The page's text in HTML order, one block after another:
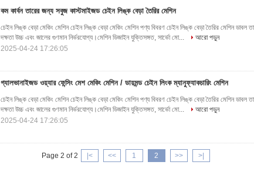
কম কার্বন তারের জন্য সবুজ কাস্টমাইজড চেইন লিঙ্ক বেড়া তৈরির মেশিন
চেইন লিঙ্ক বেড়া মেকিং মেশিন চেইন লিঙ্ক বেড়া মেকিং মেশিন পণ্য বিবরণ চেইন লিঙ্ক বেড়া তৈরির মেশিন ডাবল
দক্ষতা উচ্চ এবং জালের গুণমান নির্ভরযোগ্য।মেশিন ডিজাইন যুক্তিসঙ্গত, সার্ভো মো...
আরো পড়ুন
2025-04-24 17:26:05
গ্যালভানাইজড ওয়্যার ফেন্সিং মেশ মেকিং মেশিন / ডায়মন্ড চেইন লিংক ম্যানুফ্যাকচারিং মেশিন
চেইন লিঙ্ক বেড়া মেকিং মেশিন চেইন লিঙ্ক বেড়া মেকিং মেশিন পণ্য বিবরণ চেইন লিঙ্ক বেড়া তৈরির মেশিন ডাবল
দক্ষতা উচ্চ এবং জালের গুণমান নির্ভরযোগ্য।মেশিন ডিজাইন যুক্তিসঙ্গত, সার্ভো মো...
আরো পড়ুন
2025-04-24 17:26:05
Page 2 of 2 |< << 1 2 >> >|